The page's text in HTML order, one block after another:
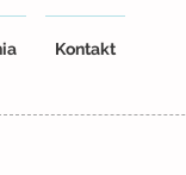
Kontakt